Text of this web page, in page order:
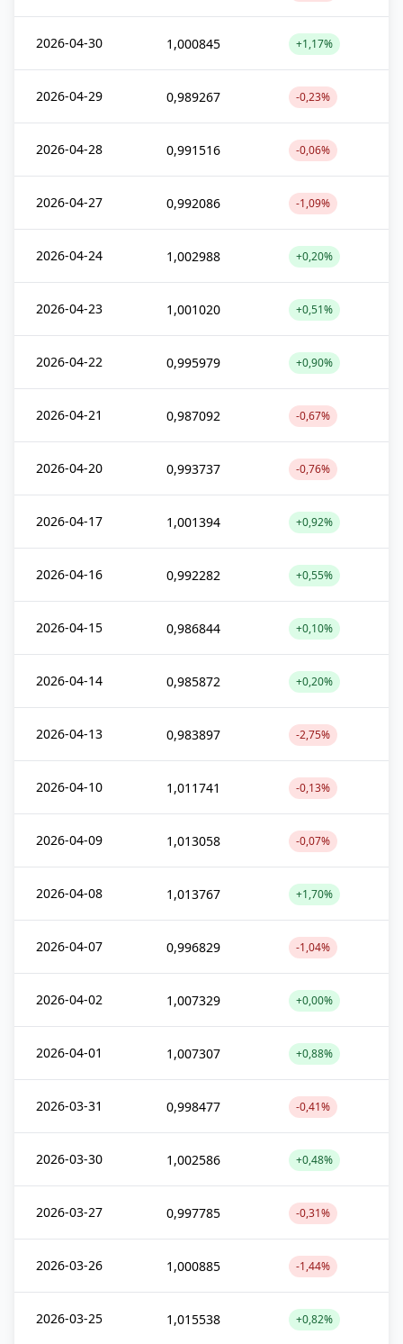
2026-04-30 1,000845 +1,17%
2026-04-29 0,989267 -0,23%
2026-04-28 0,991516 -0,06%
2026-04-27 0,992086 -1,09%
2026-04-24 1,002988 +0,20%
2026-04-23 1,001020 +0,51%
2026-04-22 0,995979 +0,90%
2026-04-21 0,987092 -0,67%
2026-04-20 0,993737 -0,76%
2026-04-17 1,001394 +0,92%
2026-04-16 0,992282 +0,55%
2026-04-15 0,986844 +0,10%
2026-04-14 0,985872 +0,20%
2026-04-13 0,983897 -2,75%
2026-04-10 1,011741 -0,13%
2026-04-09 1,013058 -0,07%
2026-04-08 1,013767 +1,70%
2026-04-07 0,996829 -1,04%
2026-04-02 1,007329 +0,00%
2026-04-01 1,007307 +0,88%
2026-03-31 0,998477 -0,41%
2026-03-30 1,002586 +0,48%
2026-03-27 0,997785 -0,31%
2026-03-26 1,000885 -1,44%
2026-03-25 1,015538 +0,82%